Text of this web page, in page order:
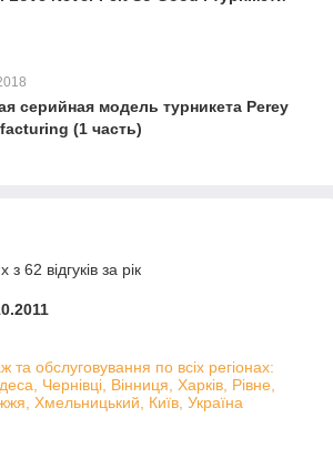
серийная модель турникета Perey
(1 часть)
62 відгуків за рік
обслуговування по всіх регіонах:
Чернівці, Вінниця, Харків, Рівне,
Хмельницький, Київ, Україна